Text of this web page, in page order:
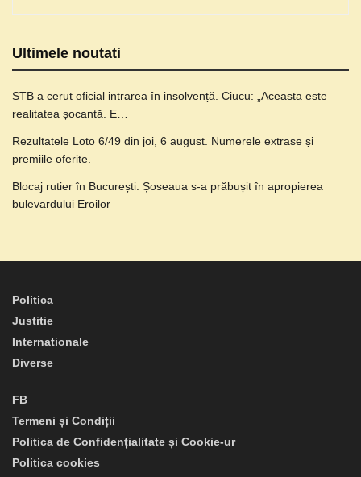
Ultimele noutati
STB a cerut oficial intrarea în insolvență. Ciucu: „Aceasta este
realitatea șocantă. E…
Rezultatele Loto 6/49 din joi, 6 august. Numerele extrase și
premiile oferite.
Blocaj rutier în București: Șoseaua s-a prăbușit în apropierea
bulevardului Eroilor
Politica
Justitie
Internationale
Diverse
FB
Termeni și Condiții
Politica de Confidențialitate și Cookie-ur
Politica cookies